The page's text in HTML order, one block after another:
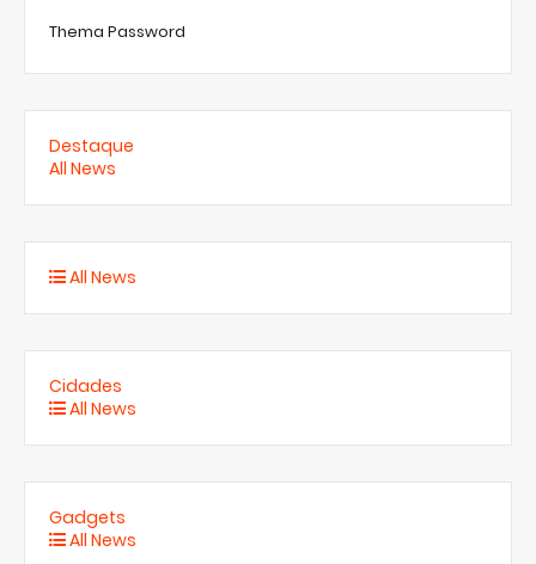
Thema Password
Destaque
All News
All News
Cidades
All News
Gadgets
All News